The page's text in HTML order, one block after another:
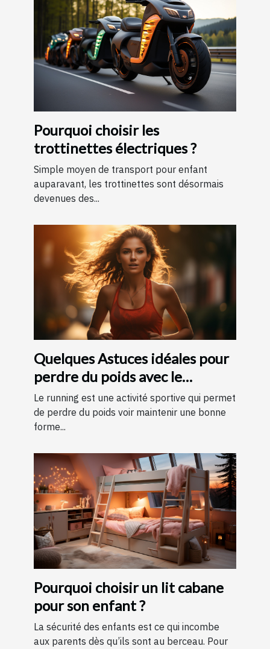
Pourquoi choisir les
trottinettes électriques ?
Simple moyen de transport pour enfant
auparavant, les trottinettes sont désormais
devenues des...
Quelques Astuces idéales pour
perdre du poids avec le
running ?
Le running est une activité sportive qui permet
de perdre du poids voir maintenir une bonne
forme...
Pourquoi choisir un lit cabane
pour son enfant ?
La sécurité des enfants est ce qui incombe
aux parents dès qu’ils sont au berceau. Pour